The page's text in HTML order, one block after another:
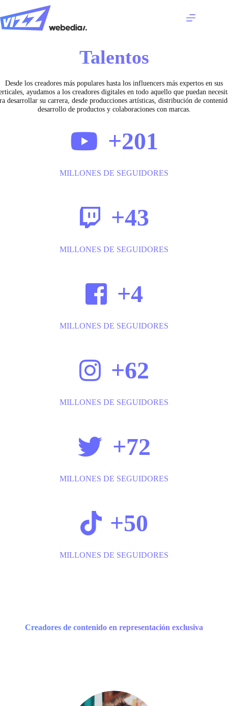
contenido
éxito
Agencia
Contacto
Talentos
Desde los creadores más populares hasta los influencers más expertos en sus
ayudamos a los creadores digitales en todo aquello que puedan
desarrollar su carrera, desde producciones artísticas, distribución de
desarrollo de productos y colaboraciones con marcas.
+201
MILLONES DE SEGUIDORES
+43
MILLONES DE SEGUIDORES
+4
MILLONES DE SEGUIDORES
+62
MILLONES DE SEGUIDORES
+72
MILLONES DE SEGUIDORES
+50
MILLONES DE SEGUIDORES
Creadores de contenido en representación exclusiva